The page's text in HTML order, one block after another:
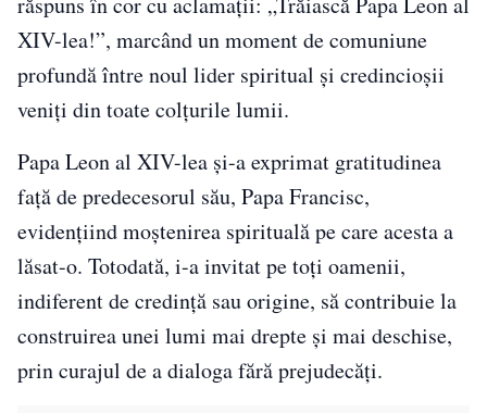
XIV-lea!”, marcând un moment de comuniune
profundă între noul lider spiritual și credincioșii
veniți din toate colțurile lumii.
Papa Leon al XIV-lea și-a exprimat gratitudinea
față de predecesorul său, Papa Francisc,
evidențiind moștenirea spirituală pe care acesta a
lăsat-o. Totodată, i-a invitat pe toți oamenii,
indiferent de credință sau origine, să contribuie la
construirea unei lumi mai drepte și mai deschise,
prin curajul de a dialoga fără prejudecăți.